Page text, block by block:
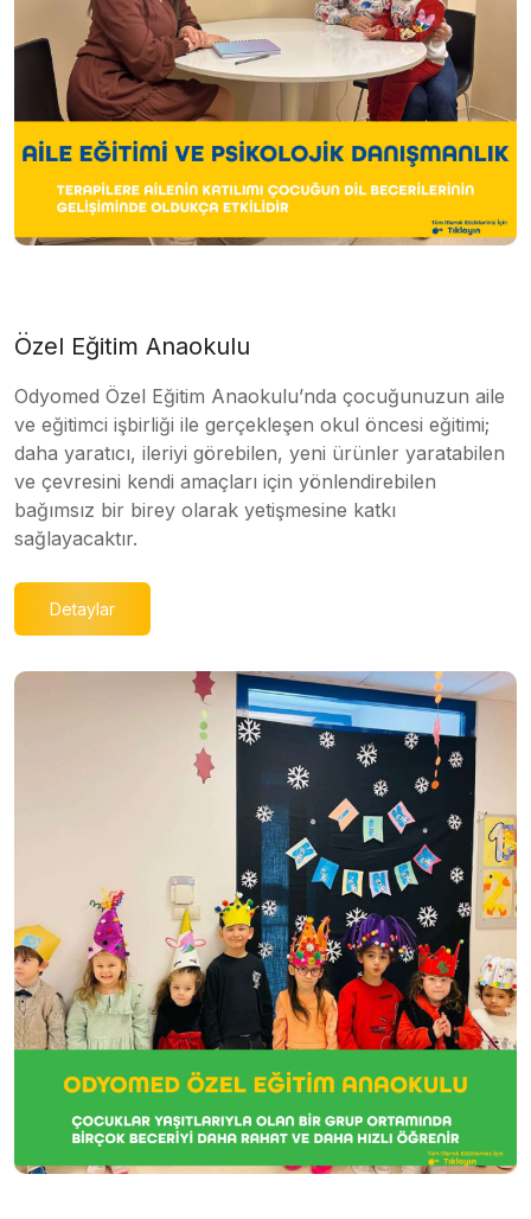
Özel Eğitim Anaokulu
Odyomed Özel Eğitim Anaokulu’nda çocuğunuzun aile
ve eğitimci işbirliği ile gerçekleşen okul öncesi eğitimi;
daha yaratıcı, ileriyi görebilen, yeni ürünler yaratabilen
ve çevresini kendi amaçları için yönlendirebilen
bağımsız bir birey olarak yetişmesine katkı
sağlayacaktır.
Detaylar